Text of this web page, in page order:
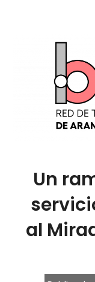
Un
al